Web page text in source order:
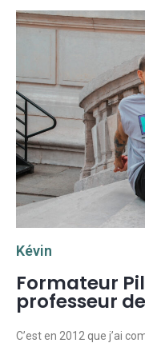
Kévin
Formateur
professeur
C’est en 2012 que j’ai